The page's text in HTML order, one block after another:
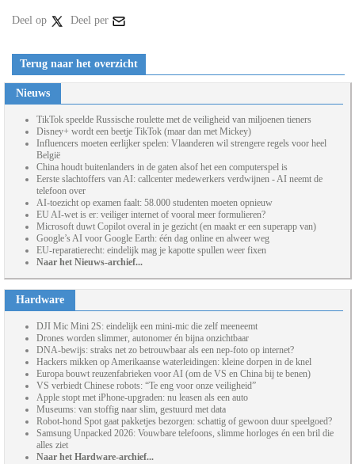
Deel op Deel per
Terug naar het overzicht
Nieuws
TikTok speelde Russische roulette met de veiligheid van miljoenen tieners
Disney+ wordt een beetje TikTok (maar dan met Mickey)
Influencers moeten eerlijker spelen: Vlaanderen wil strengere regels voor heel
België
China houdt buitenlanders in de gaten alsof het een computerspel is
Eerste slachtoffers van AI: callcenter medewerkers verdwijnen - AI neemt de
telefoon over
AI-toezicht op examen faalt: 58.000 studenten moeten opnieuw
EU AI-wet is er: veiliger internet of vooral meer formulieren?
Microsoft duwt Copilot overal in je gezicht (en maakt er een superapp van)
Google’s AI voor Google Earth: één dag online en alweer weg
EU-reparatierecht: eindelijk mag je kapotte spullen weer fixen
Naar het Nieuws-archief...
Hardware
DJI Mic Mini 2S: eindelijk een mini-mic die zelf meeneemt
Drones worden slimmer, autonomer én bijna onzichtbaar
DNA-bewijs: straks net zo betrouwbaar als een nep-foto op internet?
Hackers mikken op Amerikaanse waterleidingen: kleine dorpen in de knel
Europa bouwt reuzenfabrieken voor AI (om de VS en China bij te benen)
VS verbiedt Chinese robots: “Te eng voor onze veiligheid”
Apple stopt met iPhone-upgraden: nu leasen als een auto
Museums: van stoffig naar slim, gestuurd met data
Robot-hond Spot gaat pakketjes bezorgen: schattig of gewoon duur speelgoed?
Samsung Unpacked 2026: Vouwbare telefoons, slimme horloges én een bril die
alles ziet
Naar het Hardware-archief...